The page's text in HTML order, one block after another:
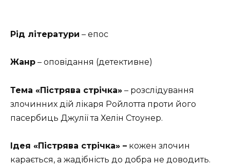
Рід літератури – епос
Жанр – оповідання (детективне)
Тема «Пістрява стрічка» – розслідування
злочинних дій лікаря Ройлотта проти його
пасербиць Джулії та Хелін Стоунер.
Ідея «Пістрява стрічка» – кожен злочин
карається, а жадібність до добра не доводить.